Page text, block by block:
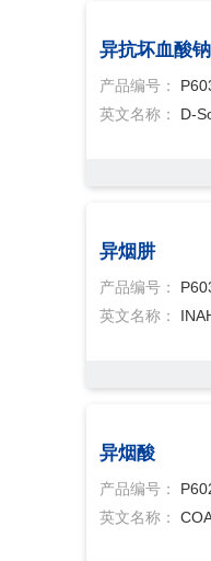
异抗坏血酸钠
产品编号：
英文名称：
D-
异烟肼
产品编号：
英文名称：
异烟酸
产品编号：
英文名称：